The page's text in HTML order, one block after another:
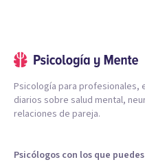
Psicología para profesionales,
diarios sobre salud mental,
relaciones de pareja.
Psicólogos con los que